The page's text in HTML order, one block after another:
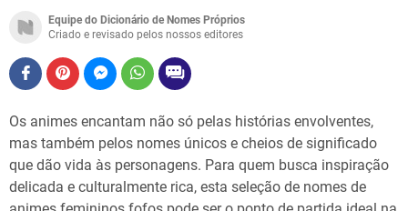
Equipe do Dicionário de Nomes Próprios
Criado e revisado pelos nossos editores
Os animes encantam não só pelas histórias envolventes,
mas também pelos nomes únicos e cheios de significado
que dão vida às personagens. Para quem busca inspiração
delicada e culturalmente rica, esta seleção de nomes de